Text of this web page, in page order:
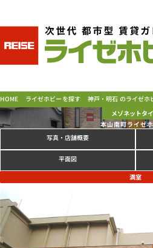
ライゼホビーの魅力
ラインナップ
ご契約の流れ・お支払方法
PICK UP!
お問い合わせ
会社概要
HOME ライゼホビーを探す 神戸・明石 のライゼホ
メゾネットタ
本山南町ライゼ
写真・店舗概要
平面図
満室